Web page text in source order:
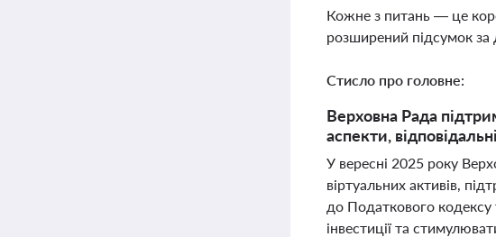
Кожне з питань — це
розширений підсумок за
Стисло про головне:
Верховна Рада
аспекти,
У вересні 2025 року
віртуальних активів,
до Податкового кодексу
інвестиції та